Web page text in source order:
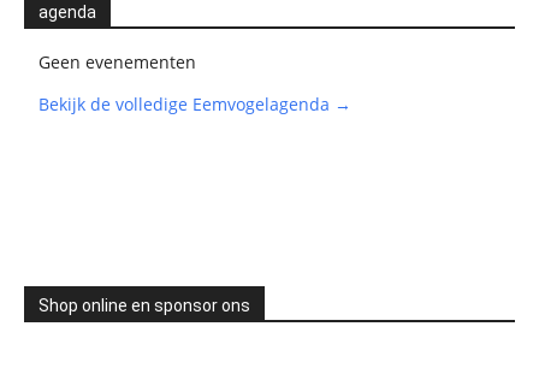
agenda
Geen evenementen
Bekijk de volledige Eemvogelagenda →
Shop online en sponsor ons